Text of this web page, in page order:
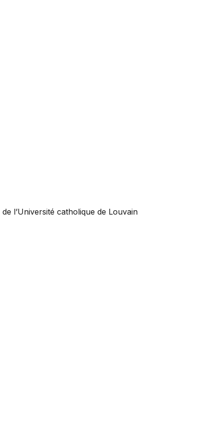
de l’Université catholique de Louvain